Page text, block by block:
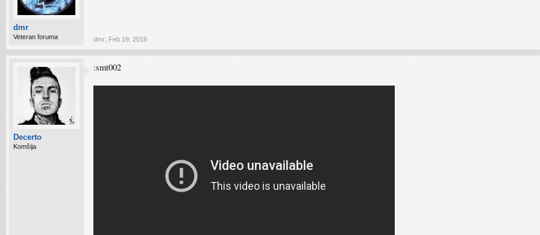
dmr
Veteran foruma dmr Feb 19, 2016
Decerto
Komšija
:smt002